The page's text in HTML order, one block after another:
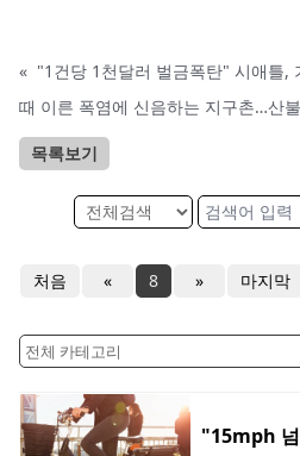
«
때 이른 폭염에 신음하는 지구촌…산
목록보기
처음 « 8 » 마지막
"15mph